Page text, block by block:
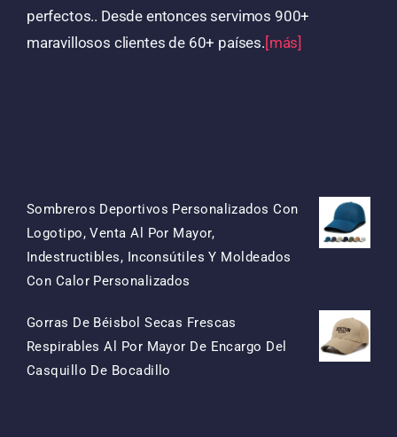
perfectos.. Desde entonces servimos 900+
maravillosos clientes de 60+ países. [más]
Sombreros Deportivos Personalizados Con
Logotipo, Venta Al Por Mayor,
Indestructibles, Inconsútiles Y Moldeados
Con Calor Personalizados
Original
Era:
Actual
Es:
Gorras De Béisbol Secas Frescas
Respirables Al Por Mayor De Encargo Del
Casquillo De Bocadillo